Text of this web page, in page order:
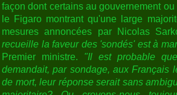
façon dont certains au gouvernement
le Figaro montrant qu'une large
mesures annoncées par Nicolas
recueille la faveur des 'sondés' est à
Premier ministre. "Il est probable
demandait, par sondage, aux Français
de mort, leur réponse serait sans